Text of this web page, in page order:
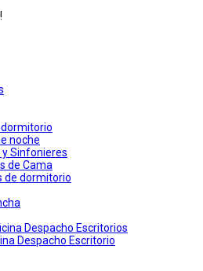
noche
Sinfonieres
de Cama
de dormitorio
Despacho Escritorios
Despacho Escritorio